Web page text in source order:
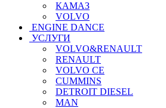
КАМАЗ
VOLVO
ENGINE DANCE
УСЛУГИ
VOLVO&RENAULT
RENAULT
VOLVO CE
CUMMINS
DETROIT DIESEL
MAN